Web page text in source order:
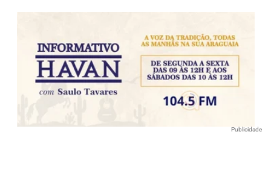
Publicidade